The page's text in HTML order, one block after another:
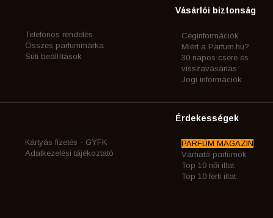
Telefonos rendelés
Összes parfummárka
Süti beállítások
Vásárlói biztonság
Céginformációk
Miért a Parfum.hu?
30 napos csere és
visszavásárlás
Jogi információk
Kártyás fizetés - GYFK
Adatkezelési tájékoztató
Érdekességek
PARFÜM MAGAZIN
Várható parfümök
Top 10 női illat
Top 10 férfi illat